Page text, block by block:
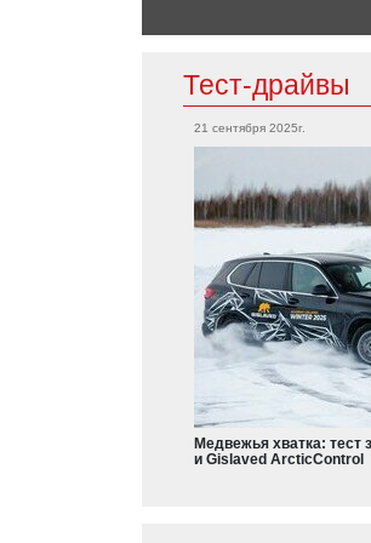
Civic Type R
Тест-драйвы
21 сентября 2025г.
Медвежья хватка: тест
и Gislaved ArcticControl